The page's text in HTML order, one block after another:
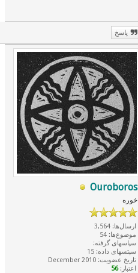
پاسخ
Ouroboros
خوره
ارسال‌ها: 3,564
موضوع‌ها: 54
سپاسهای گرفته:
سپتسهای داده: 15
تاریخ عضویت: December 2010
اعتبار:56